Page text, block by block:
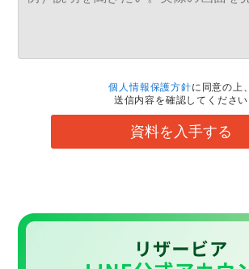
個人情報保護方針に同意の上、
送信内容を確認してください
資料を入手する